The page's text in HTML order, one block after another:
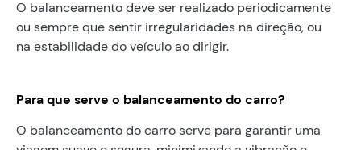
O balanceamento deve ser realizado periodicamente
ou sempre que sentir irregularidades na direção, ou
na estabilidade do veículo ao dirigir.
Para que serve o balanceamento do carro?
O balanceamento do carro serve para garantir uma